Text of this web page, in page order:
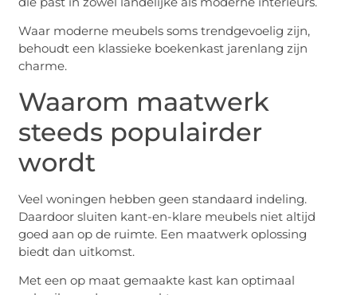
Waar moderne meubels soms trendgevoelig zijn,
behoudt een klassieke boekenkast jarenlang zijn
charme.
Waarom maatwerk
steeds populairder
wordt
Veel woningen hebben geen standaard indeling.
Daardoor sluiten kant-en-klare meubels niet altijd
goed aan op de ruimte. Een maatwerk oplossing
biedt dan uitkomst.
Met een op maat gemaakte kast kan optimaal